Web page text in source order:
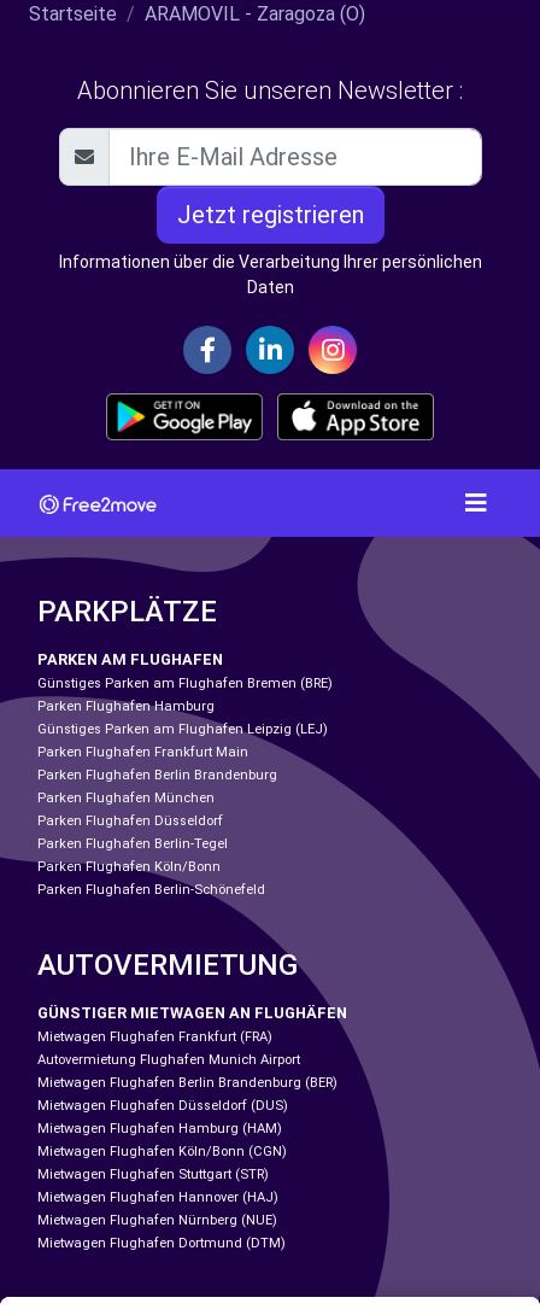
Startseite ARAMOVIL - Zaragoza (O)
Abonnieren Sie unseren Newsletter :
Jetzt registrieren
Informationen über die Verarbeitung Ihrer persönlichen
Daten
PARKPLÄTZE
PARKEN AM FLUGHAFEN
Günstiges Parken am Flughafen Bremen (BRE)
Parken Flughafen Hamburg
Günstiges Parken am Flughafen Leipzig (LEJ)
Parken Flughafen Frankfurt Main
Parken Flughafen Berlin Brandenburg
Parken Flughafen München
Parken Flughafen Düsseldorf
Parken Flughafen Berlin-Tegel
Parken Flughafen Köln/Bonn
Parken Flughafen Berlin-Schönefeld
AUTOVERMIETUNG
GÜNSTIGER MIETWAGEN AN FLUGHÄFEN
Mietwagen Flughafen Frankfurt (FRA)
Autovermietung Flughafen Munich Airport
Mietwagen Flughafen Berlin Brandenburg (BER)
Mietwagen Flughafen Düsseldorf (DUS)
Mietwagen Flughafen Hamburg (HAM)
Mietwagen Flughafen Köln/Bonn (CGN)
Mietwagen Flughafen Stuttgart (STR)
Mietwagen Flughafen Hannover (HAJ)
Mietwagen Flughafen Nürnberg (NUE)
Mietwagen Flughafen Dortmund (DTM)